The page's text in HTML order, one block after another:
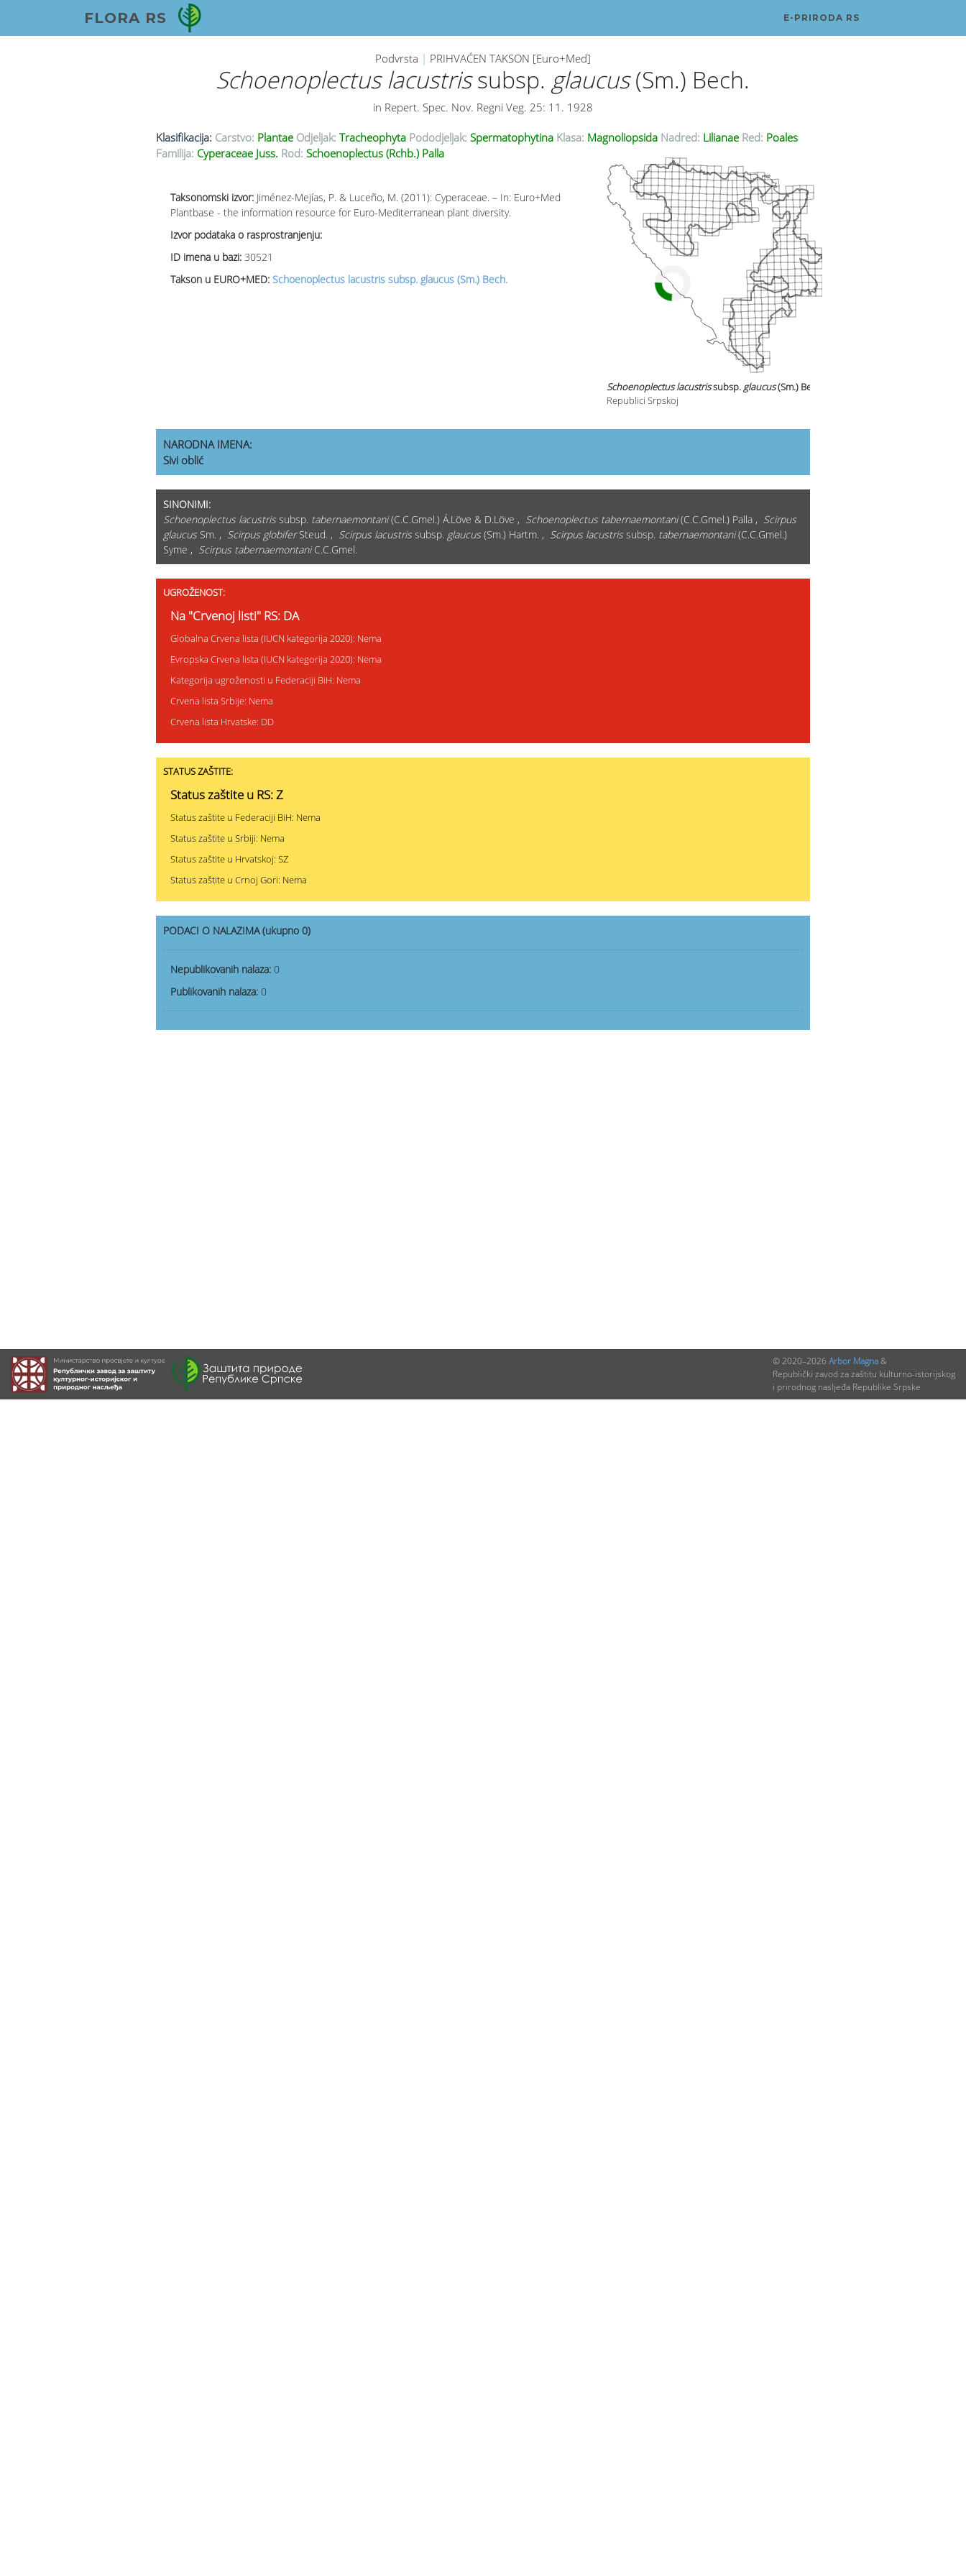
FLORA RS E-PRIRODA RS
Podvrsta | PRIHVAĆEN TAKSON [Euro+Med]
Schoenoplectus lacustrissubsp. glaucus(Sm.) Bech.
in Repert. Spec. Nov. Regni Veg. 25: 11. 1928
Klasifikacija: Carstvo: Plantae Odjeljak: Tracheophyta Pododjeljak: Spermatophytina Klasa: Magnoliopsida Nadred: Lilianae Red: Poales
Familija: Cyperaceae Juss. Rod: Schoenoplectus (Rchb.) Palla
Taksonomski izvor: Jiménez-Mejías, P. & Luceño, M. (2011): Cyperaceae. – In: Euro+Med
Plantbase - the information resource for Euro-Mediterranean plant diversity.
Izvor podataka o rasprostranjenju:
ID imena u bazi: 30521
Takson u EURO+MED: Schoenoplectus lacustris subsp. glaucus (Sm.) Bech.
Schoenoplectus lacustrissubsp.glaucus(Sm.) Bech.
Republici Srpskoj
NARODNA IMENA:
Sivi oblić
SINONIMI:
Schoenoplectus lacustrissubsp. tabernaemontani(C.C.Gmel.) Á.Löve & D.Löve , Schoenoplectus tabernaemontani(C.C.Gmel.) Palla , Scirpus
glaucusSm. , Scirpus globiferSteud. , Scirpus lacustrissubsp. glaucus(Sm.) Hartm. , Scirpus lacustrissubsp. tabernaemontani(C.C.Gmel.)
Syme , Scirpus tabernaemontaniC.C.Gmel.
UGROŽENOST:
Na "Crvenoj listi" RS: DA
Globalna Crvena lista (IUCN kategorija 2020): Nema
Evropska Crvena lista (IUCN kategorija 2020): Nema
Kategorija ugroženosti u Federaciji BiH: Nema
Crvena lista Srbije: Nema
Crvena lista Hrvatske: DD
STATUS ZAŠTITE:
Status zaštite u RS: Z
Status zaštite u Federaciji BiH: Nema
Status zaštite u Srbiji: Nema
Status zaštite u Hrvatskoj: SZ
Status zaštite u Crnoj Gori: Nema
PODACI O NALAZIMA (ukupno 0)
Nepublikovanih nalaza: 0
Publikovanih nalaza: 0
© 2020–2026 Arbor Magna&
Republički zavod za zaštitu kulturno-istorijskog
i prirodnog nasljeđa Republike Srpske